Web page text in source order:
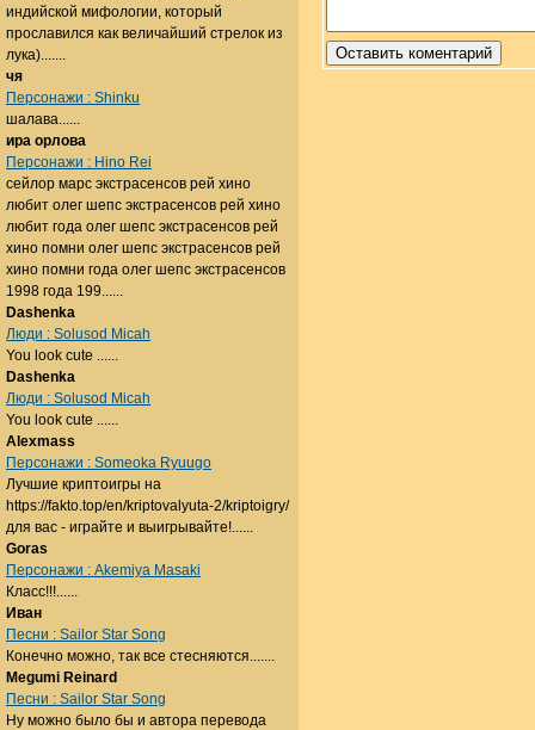
индийской мифологии, который
прославился как величайший стрелок из
лука).......
чя
Персонажи : Shinku
шалава......
ира орлова
Персонажи : Hino Rei
сейлор марс экстрасенсов рей хино
любит олег шепс экстрасенсов рей хино
любит года олег шепс экстрасенсов рей
хино помни олег шепс экстрасенсов рей
хино помни года олег шепс экстрасенсов
1998 года 199......
Dashenka
Люди : Solusod Micah
You look cute ......
Dashenka
Люди : Solusod Micah
You look cute ......
Alexmass
Персонажи : Someoka Ryuugo
Лучшие криптоигры на
https://fakto.top/en/kriptovalyuta-2/kriptoigry/
для вас - играйте и выигрывайте!......
Goras
Персонажи : Akemiya Masaki
Класс!!!......
Иван
Песни : Sailor Star Song
Конечно можно, так все стесняются.......
Megumi Reinard
Песни : Sailor Star Song
Ну можно было бы и автора перевода